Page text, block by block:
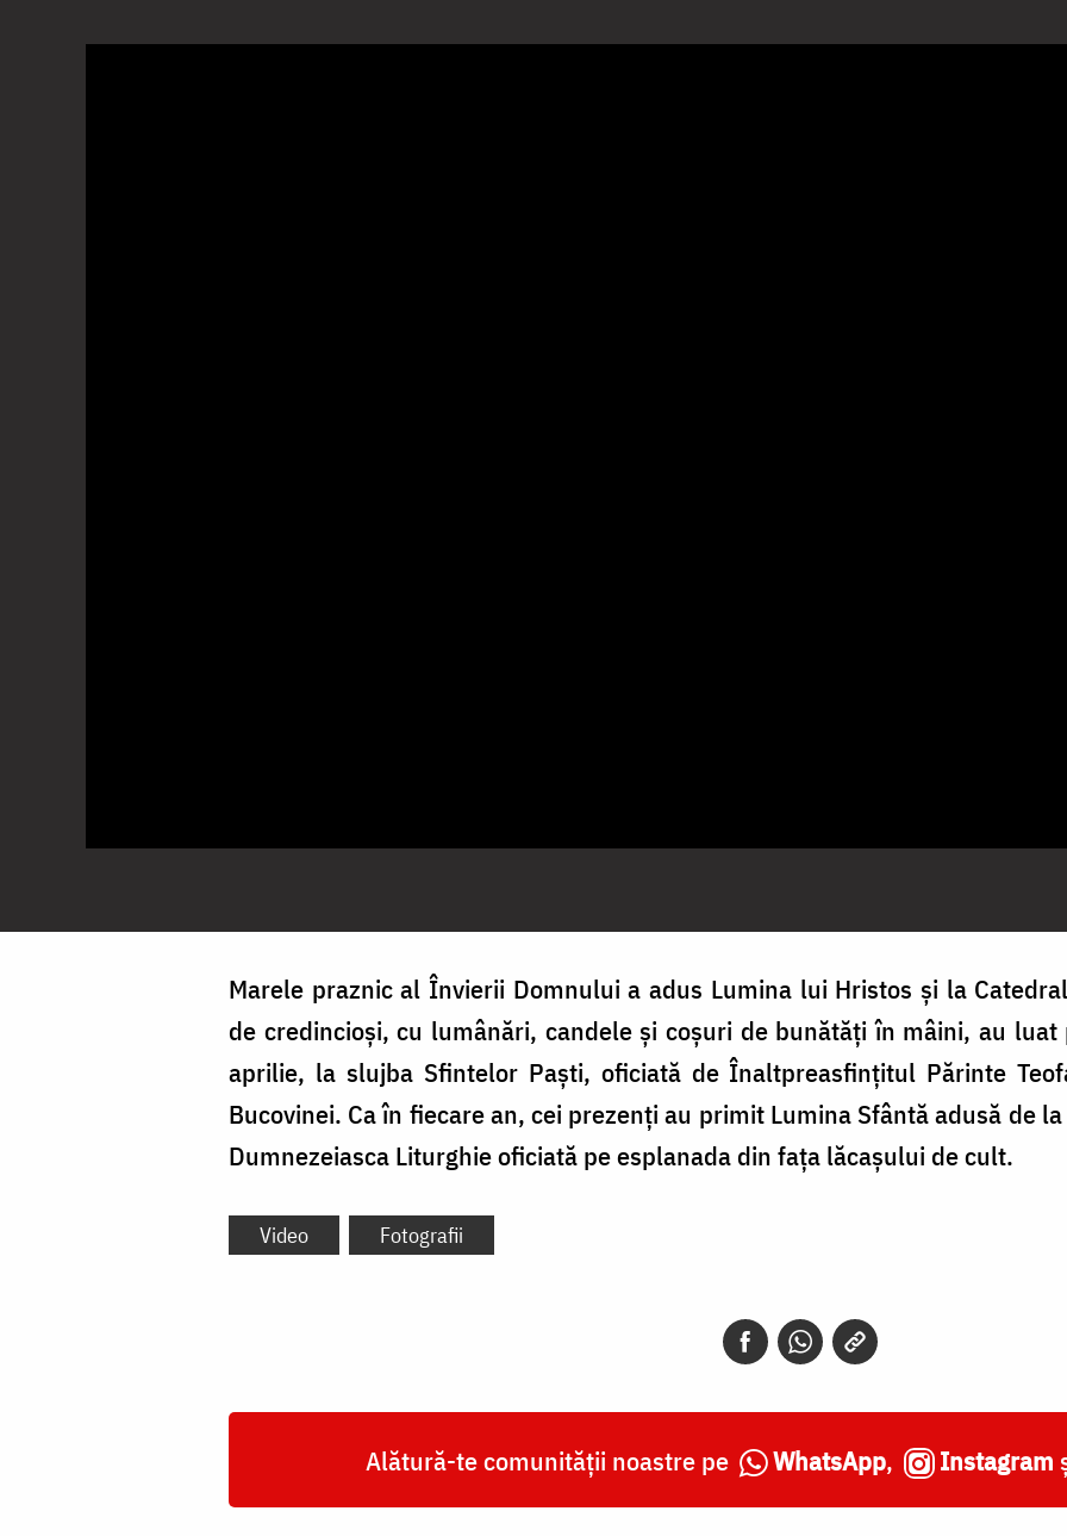
Marele praznic al Învierii Domnului a adus Lumina lui Hristos și la
de credincioși, cu lumânări, candele și coșuri de bunătăți în mâini, au
aprilie, la slujba Sfintelor Paști, oficiată de Înaltpreasfințitul Părinte
Bucovinei. Ca în fiecare an, cei prezenți au primit Lumina Sfântă adusă de
Dumnezeiasca Liturghie oficiată pe esplanada din fața lăcașului de cult.
Video Fotografii
Alătură-te comunității noastre pe WhatsApp, Instagram